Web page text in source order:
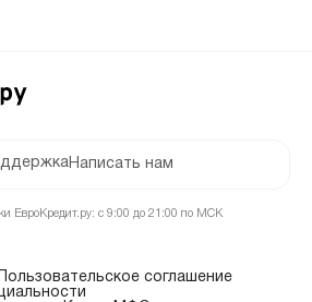
Написать нам
ЕвроКредит.ру: с 9:00 до 21:00 по МСК
Пользовательское соглашение